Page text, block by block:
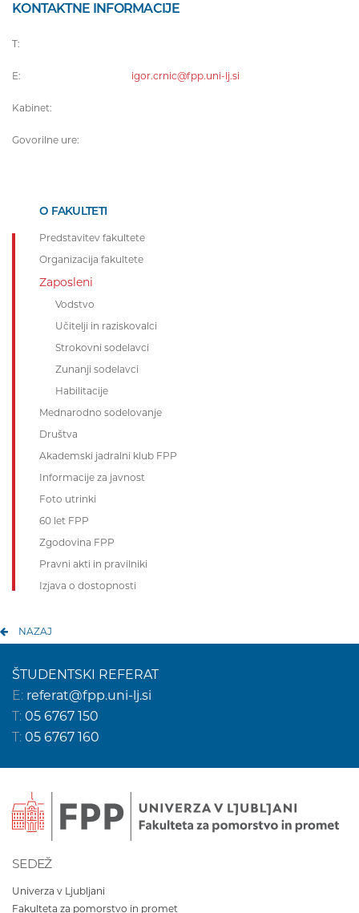
KONTAKTNE INFORMACIJE
T:
E: igor.crnic@fpp.uni-lj.si
Kabinet:
Govorilne ure:
O FAKULTETI
Predstavitev fakultete
Organizacija fakultete
Zaposleni
Vodstvo
Učitelji in raziskovalci
Strokovni sodelavci
Zunanji sodelavci
Habilitacije
Mednarodno sodelovanje
Društva
Akademski jadralni klub FPP
Informacije za javnost
Foto utrinki
60 let FPP
Zgodovina FPP
Pravni akti in pravilniki
Izjava o dostopnosti
NAZAJ
ŠTUDENTSKI REFERAT
E: referat@fpp.uni-lj.si
T: 05 6767 150
T: 05 6767 160
SEDEŽ
Univerza v Ljubljani
Fakulteta za pomorstvo in promet